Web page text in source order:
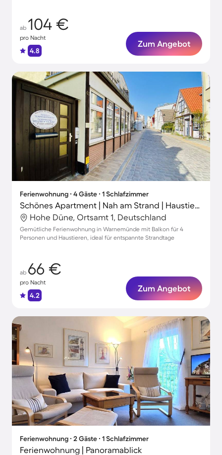
ab 104 €
pro Nacht
4.8
Zum Angebot
Ferienwohnung ∙ 4 Gäste ∙ 1 Schlafzimmer
Schönes Apartment | Nah am Strand | Haustierfreundlich
Hohe Düne, Ortsamt 1, Deutschland
Gemütliche Ferienwohnung in Warnemünde mit Balkon für 4
Personen und Haustieren, ideal für entspannte Strandtage
ab 66 €
pro Nacht
4.2
Zum Angebot
Ferienwohnung ∙ 2 Gäste ∙ 1 Schlafzimmer
Ferienwohnung | Panoramablick